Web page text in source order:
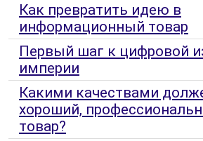
Как превратить идею в
информационный товар
Первый шаг к цифровой
империи
Какими качествами
хороший,
товар?